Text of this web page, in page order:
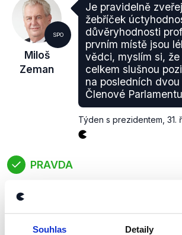
Souhlas Detaily
SPO
Miloš
Zeman
Je pravidelně
žebříček
důvěryhodnosti
prvním místě jsou
vědci, myslím si,
celkem slušnou
na posledních
Členové
Týden s prezidentem 31.
PRAVDA
prvním a vědci na druhém místě z
Učitelé se posledních 15 let
třetím místě, zatímco poslanci a